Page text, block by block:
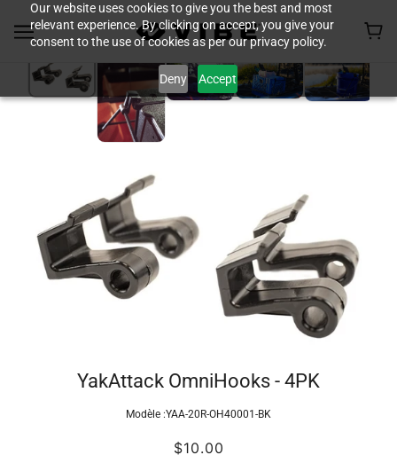
Our website uses cookies to give you the best and most
relevant experience. By clicking on accept, you give your
consent to the use of cookies as per our privacy policy.
Deny Accept
YakAttack OmniHooks - 4PK
Modèle :YAA-20R-OH40001-BK
$10.00